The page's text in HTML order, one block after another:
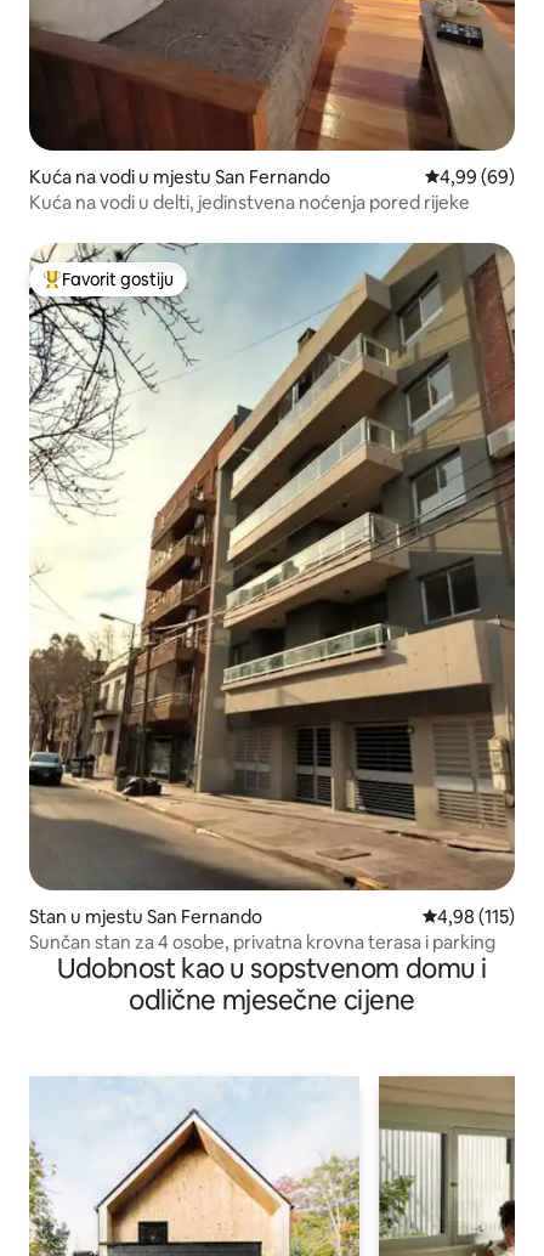
Kuća na vodi u mjestu San Fernando prosječna
4,99 (69)
Kuća na vodi u delti, jedinstvena noćenja pored rijeke
Glavni favorit gostiju
Favorit gostiju
Stan u mjestu San Fernando prosječna
4,98 (115)
Sunčan stan za 4 osobe, privatna krovna terasa i parking
Udobnost kao u sopstvenom domu i
odlične mjesečne cijene